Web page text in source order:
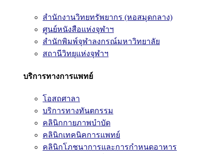
สำนักงานวิทยทรัพยากร (หอสมุดกลาง)
ศูนย์หนังสือแห่งจุฬาฯ
สำนักพิมพ์จุฬาลงกรณ์มหาวิทยาลัย
สถานีวิทยุแห่งจุฬาฯ
บริการทางการแพทย์
โอสถศาลา
บริการทางทันตกรรม
คลินิกกายภาพบำบัด
คลินิกเทคนิคการแพทย์
คลินิกโภชนาการและการกำหนดอาหาร